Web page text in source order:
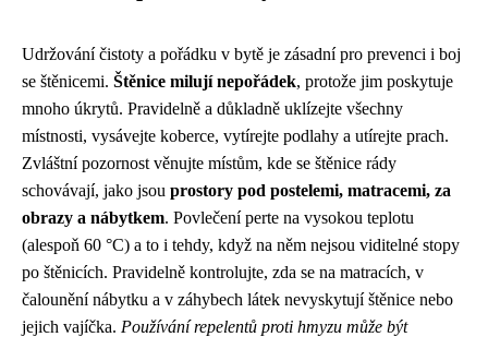
Udržování čistoty a pořádku v bytě je zásadní pro prevenci i boj
se štěnicemi. Štěnice milují nepořádek, protože jim poskytuje
mnoho úkrytů. Pravidelně a důkladně uklízejte všechny
místnosti, vysávejte koberce, vytírejte podlahy a utírejte prach.
Zvláštní pozornost věnujte místům, kde se štěnice rády
schovávají, jako jsou prostory pod postelemi, matracemi, za
obrazy a nábytkem. Povlečení perte na vysokou teplotu
(alespoň 60 °C) a to i tehdy, když na něm nejsou viditelné stopy
po štěnicích. Pravidelně kontrolujte, zda se na matracích, v
čalounění nábytku a v záhybech látek nevyskytují štěnice nebo
jejich vajíčka. Používání repelentů proti hmyzu může být